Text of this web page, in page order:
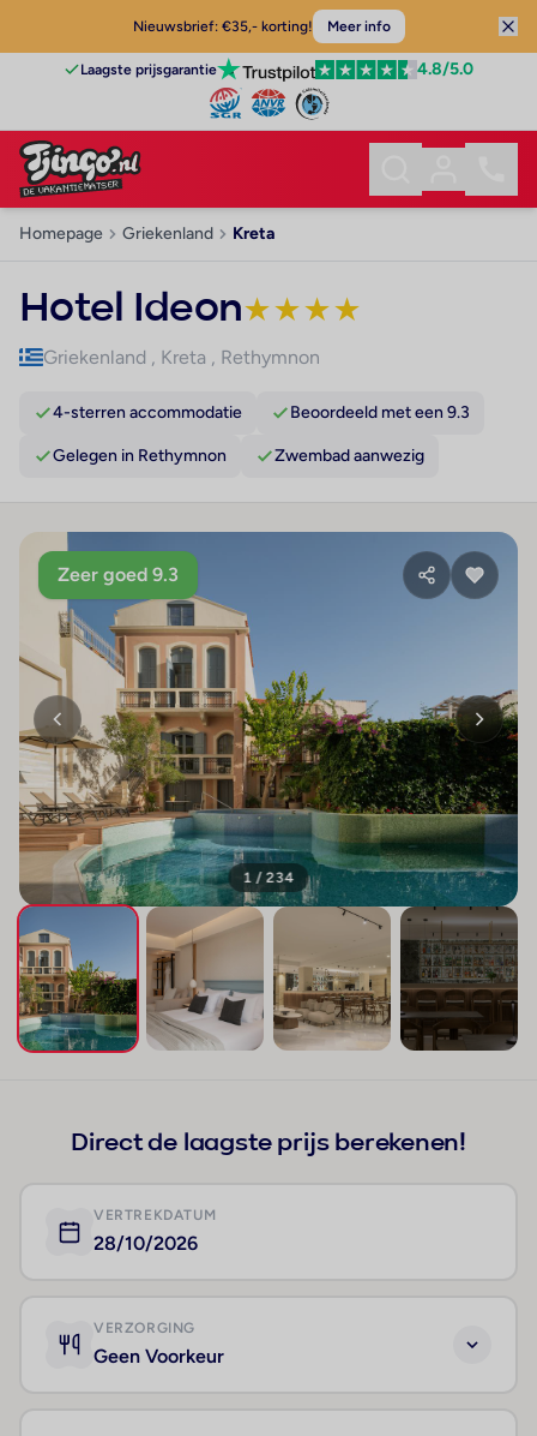
Nieuwsbrief: €35,- korting! Meer info
Laagste prijsgarantie 4.8/5.0
Homepage Griekenland Kreta
Hotel Ideon★★★★
Griekenland , Kreta , Rethymnon
4-sterren accommodatie Beoordeeld met een 9.3
Gelegen in Rethymnon Zwembad aanwezig
Zeer goed 9.3
1 / 234
Direct de laagste prijs berekenen!
VERTREKDATUM
28/10/2026
VERZORGING
Geen Voorkeur